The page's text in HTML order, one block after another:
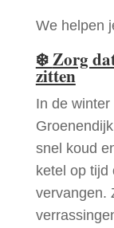
We helpen
❄️Zorg
zitten
In de
snel koud
ketel op tijd
vervangen.